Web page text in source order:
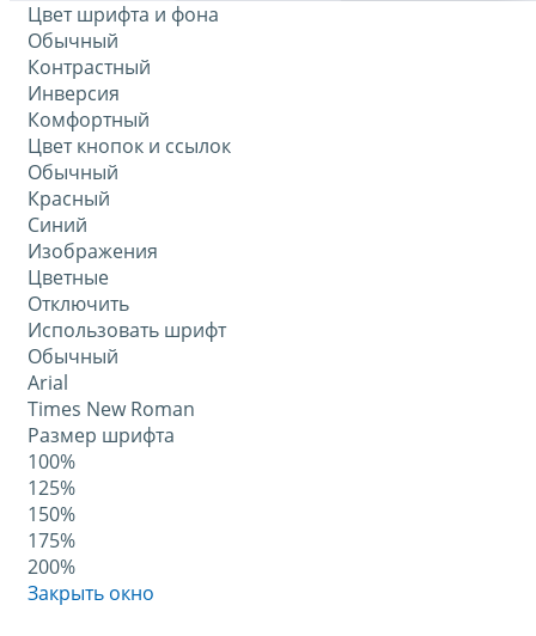
Цвет шрифта и фона
Обычный
Контрастный
Инверсия
Комфортный
Цвет кнопок и ссылок
Обычный
Красный
Синий
Изображения
Цветные
Отключить
Использовать шрифт
Обычный
Arial
Times New Roman
Размер шрифта
100%
125%
150%
175%
200%
Закрыть окно